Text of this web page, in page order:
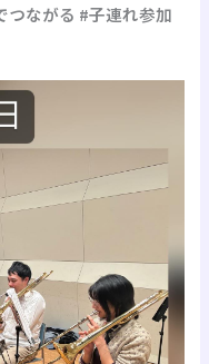
つながる #子連れ参加